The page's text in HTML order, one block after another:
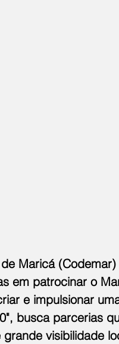
Maricá
em patrocinar o
e impulsionar
busca parcerias
visibilidade